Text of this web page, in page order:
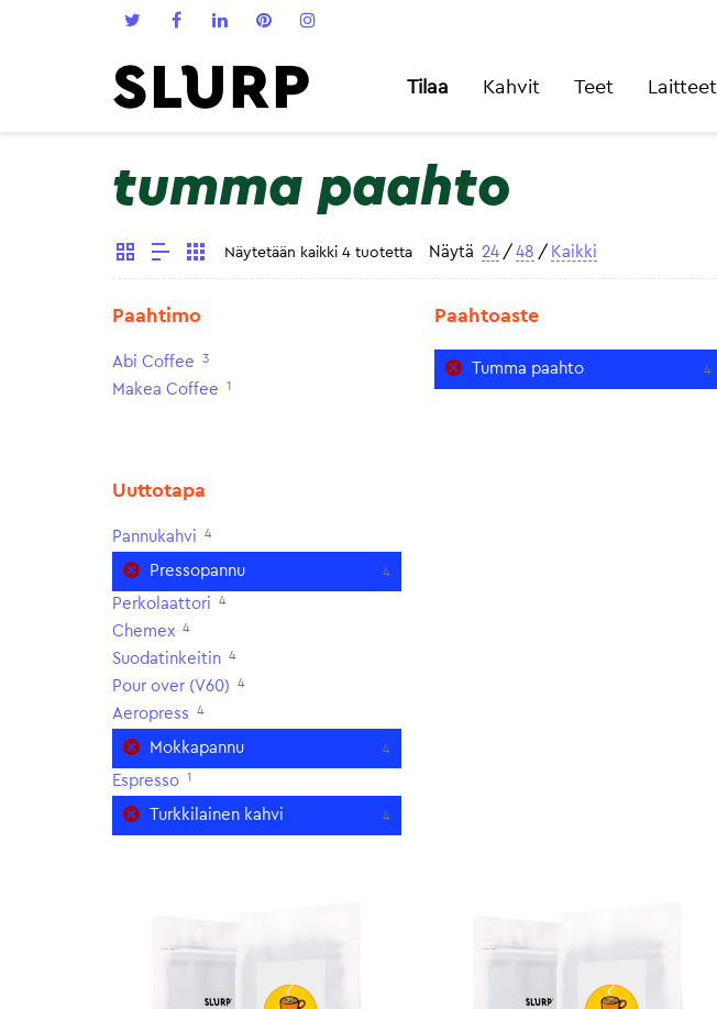
Tilaa Kahvit Teet Laitteet
tumma paahto
Näytetään kaikki 4 tuotetta Näytä 24 / 48 / Kaikki
Paahtimo
Abi Coffee 3
Makea Coffee 1
Paahtoaste
Tumma paahto 4
Uuttotapa
Pannukahvi 4
Pressopannu 4
Perkolaattori 4
Chemex 4
Suodatinkeitin 4
Pour over (V60) 4
Aeropress 4
Mokkapannu 4
Espresso 1
Turkkilainen kahvi 4